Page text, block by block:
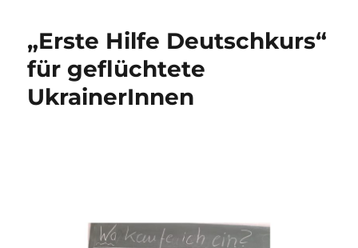
„Erste Hilfe Deutschkurs“
für geflüchtete
UkrainerInnen